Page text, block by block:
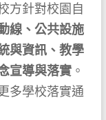
方針對校園自
線、公共設施
與資訊、教學
宣導與落實。
多學校落實通